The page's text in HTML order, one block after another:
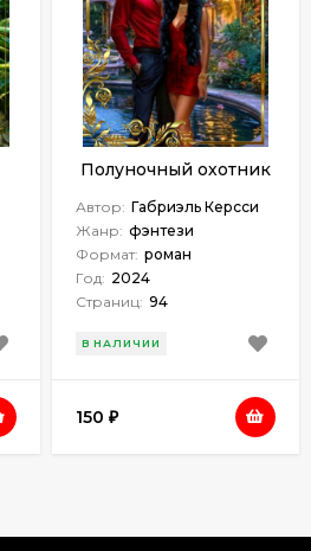
Полуночный охотник
Автор: Габриэль Керсси
Жанр: фэнтези
Формат: роман
Год: 2024
Страниц: 94
В НАЛИЧИИ
150 ₽